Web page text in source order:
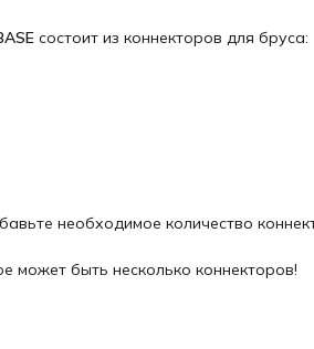
состоит из коннекторов для бруса:
необходимое количество
может быть несколько коннекторов!